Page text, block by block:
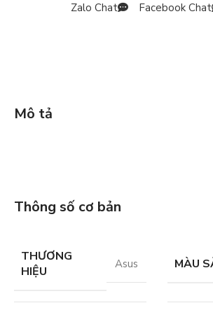
Zalo Chat Facebook Chat
Mô tả
Thông số cơ bản
THƯƠNG
HIỆU
Asus MÀU